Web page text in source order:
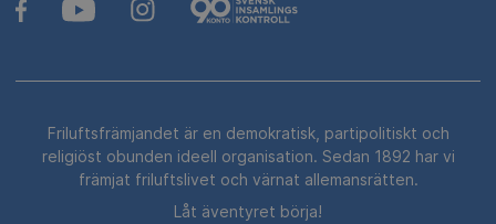
Friluftsfrämjandet är en demokratisk, partipolitiskt och
religiöst obunden ideell organisation. Sedan 1892 har vi
främjat friluftslivet och värnat allemansrätten.
Låt äventyret börja!